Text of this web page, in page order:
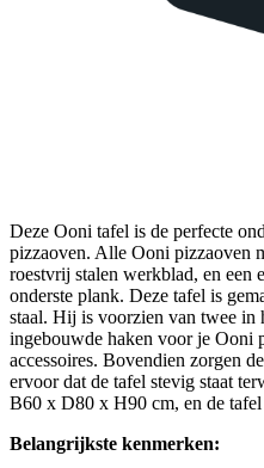
Deze Ooni tafel is de perfecte
pizzaoven. Alle Ooni pizzaoven
roestvrij stalen werkblad, en een
onderste plank. Deze tafel is
staal. Hij is voorzien van twee in
ingebouwde haken voor je Ooni
accessoires. Bovendien zorgen
ervoor dat de tafel stevig staat
B60 x D80 x H90 cm, en de
Belangrijkste kenmerken: